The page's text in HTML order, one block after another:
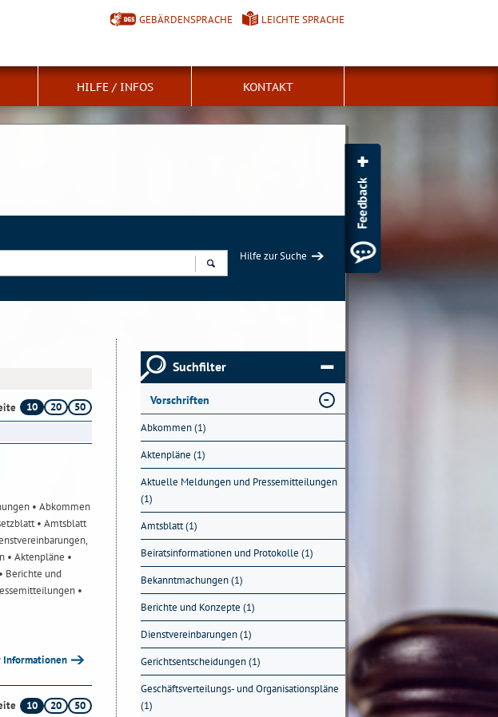
GEBÄRDENSPRACHE LEICHTE SPRACHE
HILFE / INFOS KONTAKT
Hilfe zur Suche
10 20
50
• Abkommen
• Amtsblatt
• Aktenpläne •
• Berichte und
•
Informationen
10 20 50
Suchfilter
Vorschriften
Abkommen (1)
Aktenpläne (1)
Aktuelle Meldungen und Pressemitteilungen
(1)
Amtsblatt (1)
Beiratsinformationen und Protokolle (1)
Bekanntmachungen (1)
Berichte und Konzepte (1)
Dienstvereinbarungen (1)
Gerichtsentscheidungen (1)
Geschäftsverteilungs- und Organisationspläne
(1)